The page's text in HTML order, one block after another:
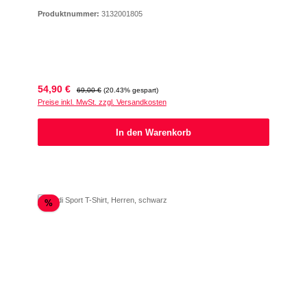
Produktnummer: 3132001805
Verkaufspreis:
54,90 € Regulärer Preis:
69,00 € (20.43% gespart)
Preise inkl. MwSt. zzgl. Versandkosten
In den Warenkorb
%Rabatt